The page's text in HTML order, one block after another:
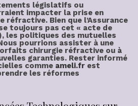
législatifs ou
impacter la prise en
réfractive. Bien que l’Assurance
toujours pas cet « acte de
les politiques des mutuelles
pourrions assister à une
chirurgie réfractive ou à
garanties. Rester informé
comme ameli.fr est
les réformes